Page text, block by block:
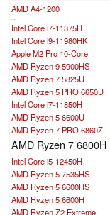
AMD A4-1200
...
Intel Core i7-11375H
Intel Core i9-11980HK
Apple M2 Pro 10-Core
AMD Ryzen 9 5900HS
AMD Ryzen 7 5825U
AMD Ryzen 5 PRO 6650U
Intel Core i7-11850H
AMD Ryzen 5 6600U
AMD Ryzen 7 PRO 6860Z
AMD Ryzen 7 6800H
Intel Core i5-12450H
AMD Ryzen 5 7535HS
AMD Ryzen 5 6600HS
AMD Ryzen 5 6600H
AMD Ryzen Z2 Extreme